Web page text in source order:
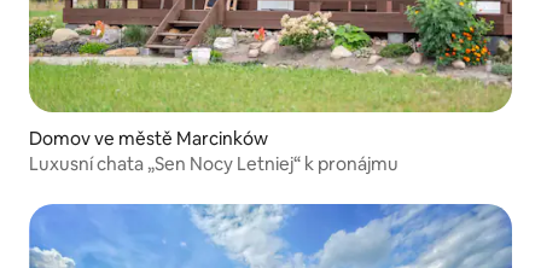
Domov ve městě Marcinków
Luxusní chata „Sen Nocy Letniej“ k pronájmu